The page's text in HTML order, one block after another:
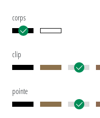
corps
clip
pointe